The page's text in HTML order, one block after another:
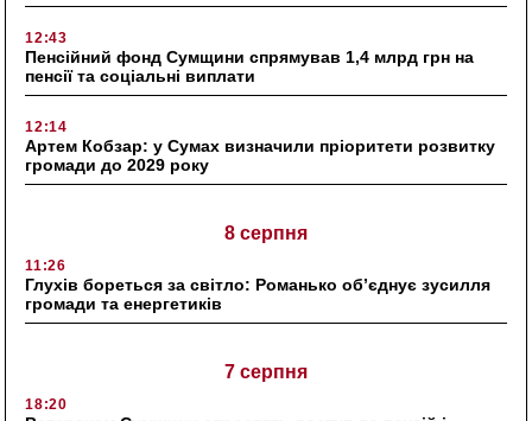
12:43
Пенсійний фонд Сумщини спрямував 1,4 млрд грн на
пенсії та соціальні виплати
12:14
Артем Кобзар: у Сумах визначили пріоритети розвитку
громади до 2029 року
8 серпня
11:26
Глухів бореться за світло: Романько об’єднує зусилля
громади та енергетиків
7 серпня
18:20